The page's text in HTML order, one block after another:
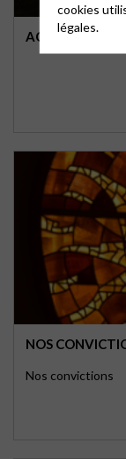
NOS
Nos convictions
cookies
légales.